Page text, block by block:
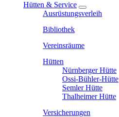
Hütten & Service
Ausrüstungsverleih
Bibliothek
Vereinsräume
Hütten
Nürnberger Hütte
Ossi-Bühler-Hütte
Semler Hütte
Thalheimer Hütte
Versicherungen